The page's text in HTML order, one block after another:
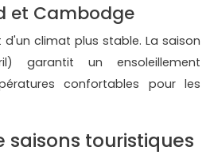
et Cambodge
climat plus stable. La saison
garantit un ensoleillement
confortables pour les
saisons touristiques